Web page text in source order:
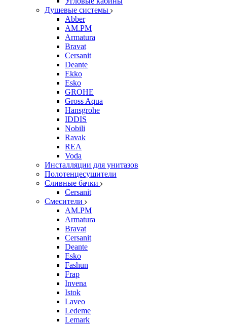
Душевые системы
Abber
AM.PM
Armatura
Bravat
Cersanit
Deante
Ekko
Esko
GROHE
Gross Aqua
Hansgrohe
IDDIS
Nobili
Ravak
REA
Voda
Инсталляции для унитазов
Полотенцесушители
Сливные бачки
Cersanit
Смесители
AM.PM
Armatura
Bravat
Cersanit
Deante
Esko
Fashun
Frap
Invena
Istok
Laveo
Ledeme
Lemark